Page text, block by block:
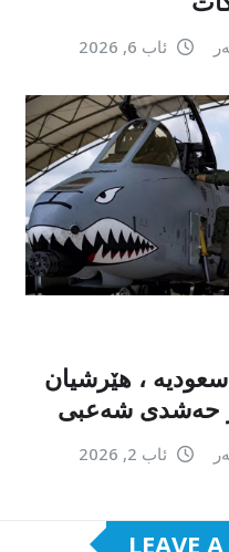
ئاب 6, 2026
، هێرشیان
حەشدی شەعبی
ئاب 2, 2026
LEAVE